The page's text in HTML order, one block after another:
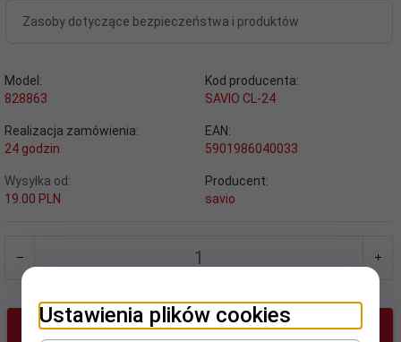
Zasoby dotyczące bezpieczeństwa i produktów
Model:
828863
Kod producenta:
SAVIO CL-24
Realizacja zamówienia:
24 godzin
EAN:
5901986040033
Wysyłka od:
19.00 PLN
Producent:
savio
KUP TERAZ!
Ustawienia plików cookies